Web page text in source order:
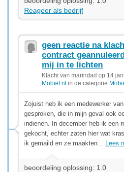
Reageer als bedrijf
geen reactie na
contract
mij in te lichten
Klacht van marindad op 14
Mobiel.nl in de categorie
Zojuist heb ik een medewerker
gesproken, die in mijn geval ook
indienen. In december heb ik een
gekocht, echter zaten hier wat
ik gemaild en ze maakten... Lees
beoordeling oplossing: 1.0